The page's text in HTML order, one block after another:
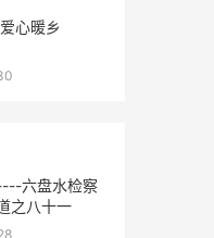
文化赋能 爱心暖乡
六盘水检察
之八十一